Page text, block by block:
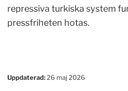
repressiva turkiska system
pressfriheten hotas.
Uppdaterad: 26 maj 2026